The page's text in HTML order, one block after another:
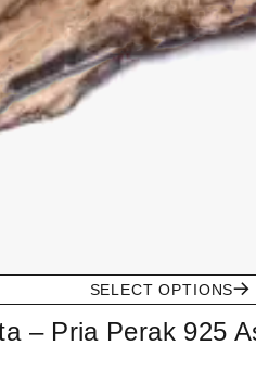
SELECT OPTIONS
– Pria Perak 925